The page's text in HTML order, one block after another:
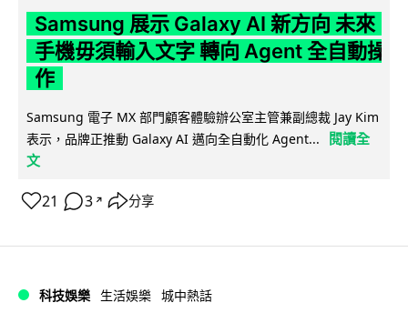
Samsung 展示 Galaxy AI 新方向 未來
手機毋須輸入文字 轉向 Agent 全自動操
作
Samsung 電子 MX 部門顧客體驗辦公室主管兼副總裁 Jay Kim
表示，品牌正推動 Galaxy AI 邁向全自動化 Agent...
閱讀全
文
21 3 ↗ 分享
科技娛樂 生活娛樂 城中熱話